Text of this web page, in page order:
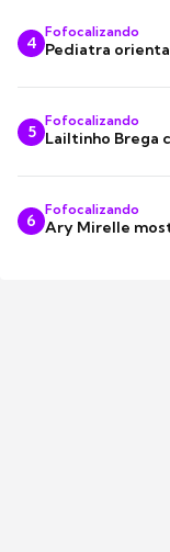
4
Fofocalizando
Pediatra
5
Fofocalizando
Lailtinho Brega
6
Fofocalizando
Ary Mirelle